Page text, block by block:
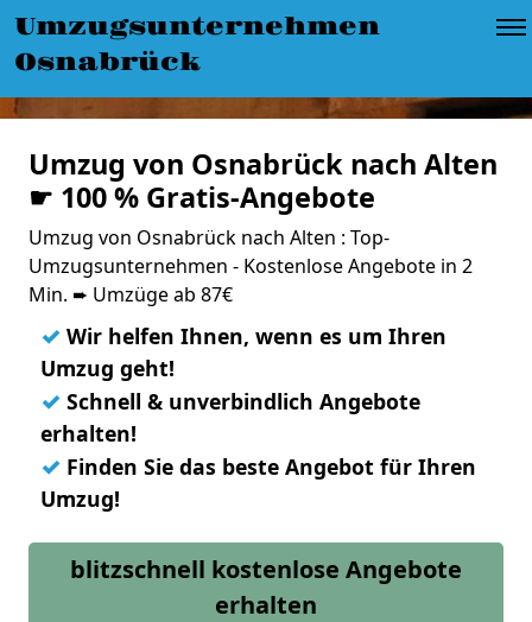
Umzugsunternehmen
Osnabrück
Umzug von Osnabrück nach Alten
☛ 100 % Gratis-Angebote
Umzug von Osnabrück nach Alten : Top-
Umzugsunternehmen - Kostenlose Angebote in 2
Min. ➨ Umzüge ab 87€
✓ Wir helfen Ihnen, wenn es um Ihren
Umzug geht!
✓ Schnell & unverbindlich Angebote
erhalten!
✓ Finden Sie das beste Angebot für Ihren
Umzug!
blitzschnell kostenlose Angebote
erhalten